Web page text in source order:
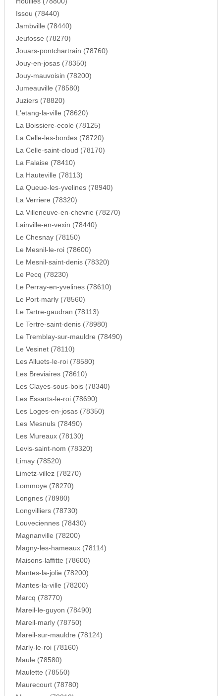
Issou (78440)
Jambville (78440)
Jeufosse (78270)
Jouars-pontchartrain (78760)
Jouy-en-josas (78350)
Jouy-mauvoisin (78200)
Jumeauville (78580)
Juziers (78820)
L'etang-la-ville (78620)
La Boissiere-ecole (78125)
La Celle-les-bordes (78720)
La Celle-saint-cloud (78170)
La Falaise (78410)
La Hauteville (78113)
La Queue-les-yvelines (78940)
La Verriere (78320)
La Villeneuve-en-chevrie (78270)
Lainville-en-vexin (78440)
Le Chesnay (78150)
Le Mesnil-le-roi (78600)
Le Mesnil-saint-denis (78320)
Le Pecq (78230)
Le Perray-en-yvelines (78610)
Le Port-marly (78560)
Le Tartre-gaudran (78113)
Le Tertre-saint-denis (78980)
Le Tremblay-sur-mauldre (78490)
Le Vesinet (78110)
Les Alluets-le-roi (78580)
Les Breviaires (78610)
Les Clayes-sous-bois (78340)
Les Essarts-le-roi (78690)
Les Loges-en-josas (78350)
Les Mesnuls (78490)
Les Mureaux (78130)
Levis-saint-nom (78320)
Limay (78520)
Limetz-villez (78270)
Lommoye (78270)
Longnes (78980)
Longvilliers (78730)
Louveciennes (78430)
Magnanville (78200)
Magny-les-hameaux (78114)
Maisons-laffitte (78600)
Mantes-la-jolie (78200)
Mantes-la-ville (78200)
Marcq (78770)
Mareil-le-guyon (78490)
Mareil-marly (78750)
Mareil-sur-mauldre (78124)
Marly-le-roi (78160)
Maule (78580)
Maulette (78550)
Maurecourt (78780)